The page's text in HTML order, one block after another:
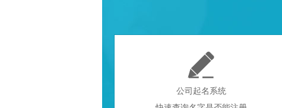

公司起名系统